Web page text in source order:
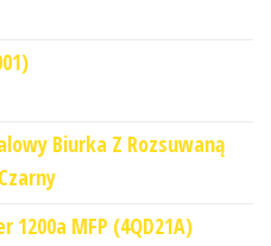
Biurka Z Rozsuwaną
1200a MFP (4QD21A)